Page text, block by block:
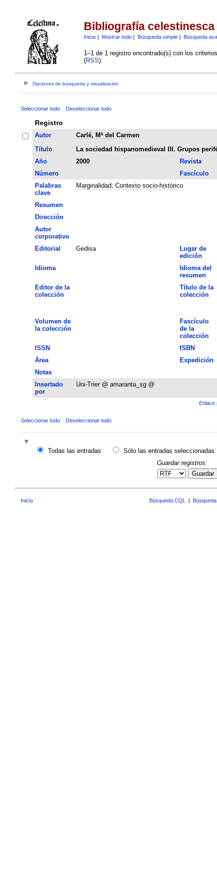
Bibliografía celestinesca
Inicio| Mostrar todo| Búsqueda simple| Búsqueda
1–1 de 1 registro encontrado(s) con los
(RSS):
Opciones de búsqueda y visualización
Seleccionar todo Deseleccionar todo
Registro
Autor
Carlé, Mª del Carmen
Título
La sociedad hispanomedieval III. Grupos
Año
2000
Revista
Número
Fascículo
Palabras
clave
Marginalidad; Contexto socio-histórico
Resumen
Dirección
Autor
corporativo
Editorial
Gedisa
Lugar de
edición
Idioma
Idioma del
resumen
Editor de la
colección
Título de la
colección
Volumen de
la colección
Fascículo
de la
colección
ISSN
ISBN
Área
Expedición
Notas
Insertado
por
Uni-Trier @ amaranta_sg @
Enlace
Seleccionar todo Deseleccionar todo
Todas las entradas
Sólo las entradas seleccionadas:
Guardar registros:
Guardar
Inicio Búsqueda CQL